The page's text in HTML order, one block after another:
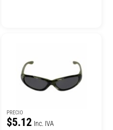
PRECIO
$5.12 Inc. IVA